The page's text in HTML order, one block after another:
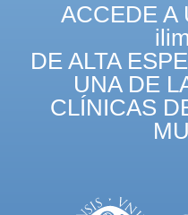
ACCEDE A
DE ALTA
UNA DE
CLÍNICAS